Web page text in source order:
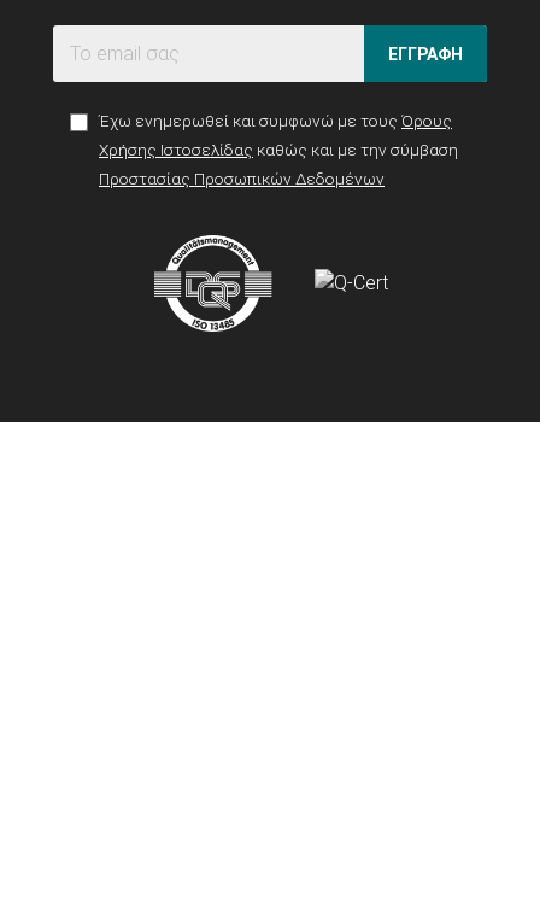
ΕΓΓΡΑΦΗ
Έχω ενημερωθεί και συμφωνώ με τους Όρους
Χρήσης Ιστοσελίδας καθώς και με την σύμβαση
Προστασίας Προσωπικών Δεδομένων